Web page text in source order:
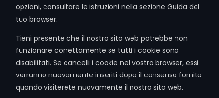
opzioni, consultare le istruzioni nella sezione Guida del
tuo browser.
Tieni presente che il nostro sito web potrebbe non
funzionare correttamente se tutti i cookie sono
disabilitati. Se cancelli i cookie nel vostro browser, essi
verranno nuovamente inseriti dopo il consenso fornito
quando visiterete nuovamente il nostro sito web.